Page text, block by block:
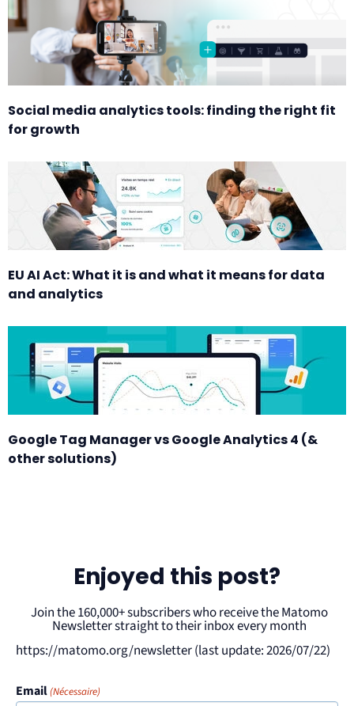
Social media analytics tools: finding the right fit
for growth
EU AI Act: What it is and what it means for data
and analytics
Google Tag Manager vs Google Analytics 4 (&
other solutions)
Enjoyed this post?
Join the 160,000+ subscribers who receive the Matomo
Newsletter straight to their inbox every month
https://matomo.org/newsletter (last update: 2026/07/22)
Email(Nécessaire)